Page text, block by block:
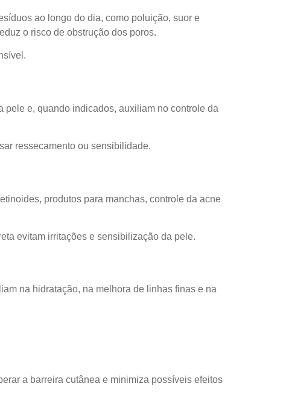
ao longo do dia, como poluição, suor e
o risco de obstrução dos poros.
pele e, quando indicados, auxiliam no controle da
ressecamento ou sensibilidade.
produtos para manchas, controle da acne
evitam irritações e sensibilização da pele.
na hidratação, na melhora de linhas finas e na
a barreira cutânea e minimiza possíveis efeitos